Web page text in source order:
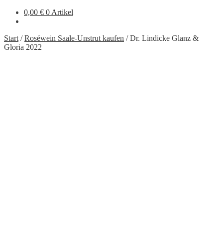
0,00 € 0 Artikel
Start /Roséwein Saale-Unstrut kaufen /Dr. Lindicke Glanz &
Gloria 2022